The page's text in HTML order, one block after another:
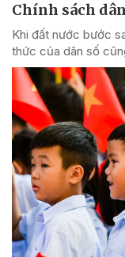
Chính sách
Khi đất nước bước
thức của dân số